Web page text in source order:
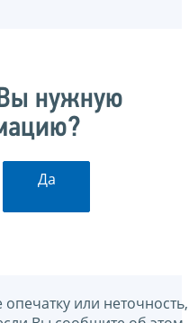
нужную
Да
или неточность,